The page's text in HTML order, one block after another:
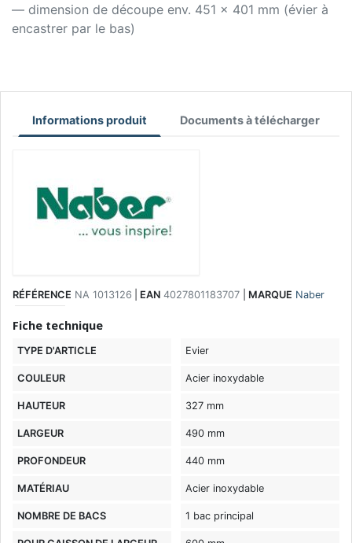
— dimension de découpe env. 451 x 401 mm (évier à
encastrer par le bas)
Informations produit Documents à télécharger
RÉFÉRENCE NA 1013126 EAN 4027801183707 MARQUE Naber
Fiche technique
TYPE D'ARTICLE Evier
COULEUR Acier inoxydable
HAUTEUR 327 mm
LARGEUR 490 mm
PROFONDEUR 440 mm
MATÉRIAU Acier inoxydable
NOMBRE DE BACS 1 bac principal